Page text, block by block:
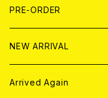
LP
HOOD
T-shirt
HOOD
BOLLOCKS
EL ZINE
写真集 (PHOTOBOOK)
CD
アナログ
アパレル
PRE-ORDER
NEW ARRIVAL
CD
Arrived Again